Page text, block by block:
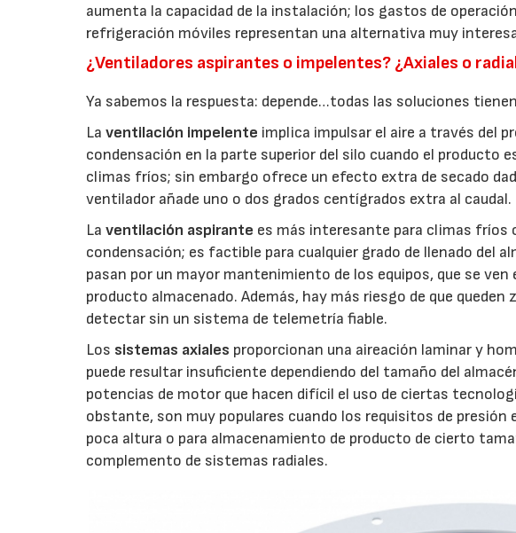
aumenta la capacidad de la instalación; los gastos de
refrigeración móviles representan una alternativa muy
¿Ventiladores aspirantes o impelentes? ¿Axiales o
Ya sabemos la respuesta: depende…todas las soluciones
Laventilación impelente implica impulsar el aire a través del
condensación en la parte superior del silo cuando el producto
climas fríos; sin embargo ofrece un efecto extra de secado
ventilador añade uno o dos grados centígrados extra al caudal.
Laventilación aspirante es más interesante para climas fríos
condensación; es factible para cualquier grado de llenado del
pasan por un mayor mantenimiento de los equipos, que se
producto almacenado. Además, hay más riesgo de que
detectar sin un sistema de telemetría fiable.
Los sistemas axiales proporcionan una aireación laminar y
puede resultar insuficiente dependiendo del tamaño del
potencias de motor que hacen difícil el uso de ciertas
obstante, son muy populares cuando los requisitos de
poca altura o para almacenamiento de producto de cierto
complemento de sistemas radiales.